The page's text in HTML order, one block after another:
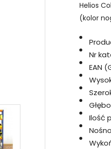
Helios
(kolor
Nr
EAN
Ilość